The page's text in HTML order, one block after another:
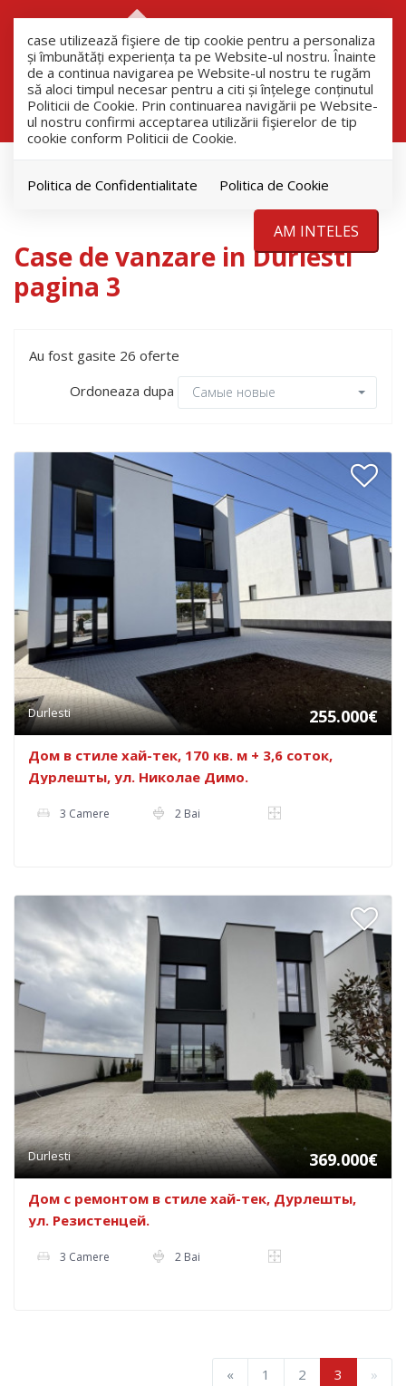
case utilizează fişiere de tip cookie pentru a personaliza
și îmbunătăți experiența ta pe Website-ul nostru. Înainte
de a continua navigarea pe Website-ul nostru te rugăm
să aloci timpul necesar pentru a citi și înțelege conținutul
Politicii de Cookie. Prin continuarea navigării pe Website-
ul nostru confirmi acceptarea utilizării fişierelor de tip
cookie conform Politicii de Cookie.
Politica de Confidentialitate Politica de Cookie
AM INTELES
Filtreaza
Дома
Case de vanzare in Durlesti
pagina 3
Au fost gasite 26 oferte
Ordoneaza dupa
Самые новые
Durlesti 255.000€
Дом в стиле хай-тек, 170 кв. м + 3,6 соток,
Дурлешты, ул. Николае Димо.
3 Camere 2 Bai
Durlesti 369.000€
Дом с ремонтом в стиле хай-тек, Дурлешты,
ул. Резистенцей.
3 Camere 2 Bai
« 1 2 3 »